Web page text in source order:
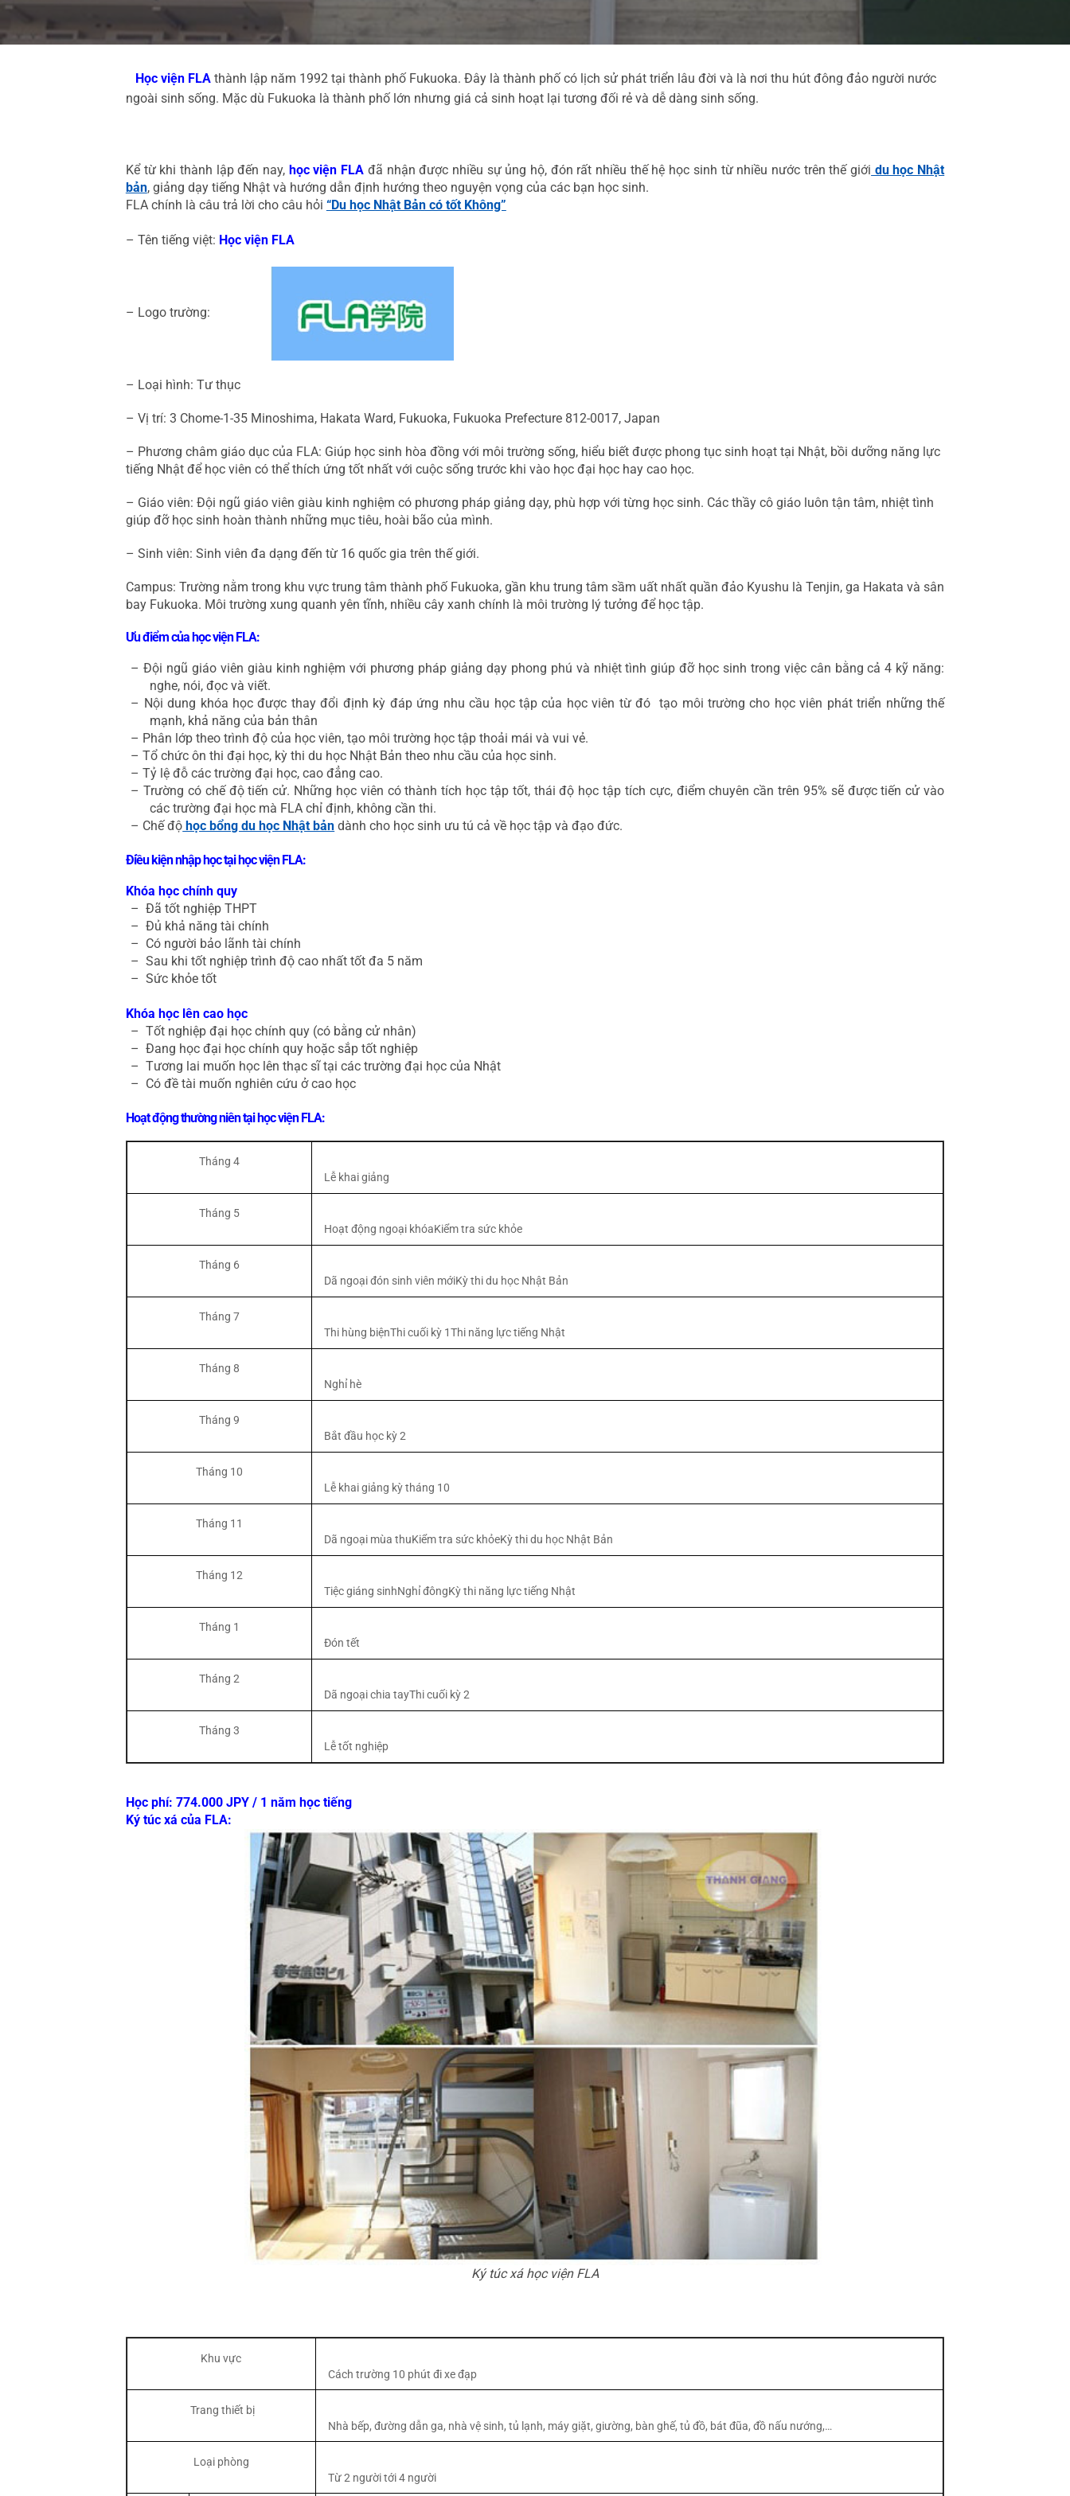
Học viện FLA thành lập năm 1992 tại thành phố Fukuoka. Đây là thành phố có lịch sử phát triển lâu đời và là nơi thu hút đông đảo người nước
ngoài sinh sống. Mặc dù Fukuoka là thành phố lớn nhưng giá cả sinh hoạt lại tương đối rẻ và dễ dàng sinh sống.
Kể từ khi thành lập đến nay, học viện FLA đã nhận được nhiều sự ủng hộ, đón rất nhiều thế hệ học sinh từ nhiều nước trên thế giới du học Nhật
bản, giảng dạy tiếng Nhật và hướng dẫn định hướng theo nguyện vọng của các bạn học sinh.
FLA chính là câu trả lời cho câu hỏi “Du học Nhật Bản có tốt Không”
– Tên tiếng việt: Học viện FLA
– Logo trường:
– Loại hình: Tư thục
– Vị trí: 3 Chome-1-35 Minoshima, Hakata Ward, Fukuoka, Fukuoka Prefecture 812-0017, Japan
– Phương châm giáo dục của FLA: Giúp học sinh hòa đồng với môi trường sống, hiểu biết được phong tục sinh hoạt tại Nhật, bồi dưỡng năng lực
tiếng Nhật để học viên có thể thích ứng tốt nhất với cuộc sống trước khi vào học đại học hay cao học.
– Giáo viên: Đội ngũ giáo viên giàu kinh nghiệm có phương pháp giảng dạy, phù hợp với từng học sinh. Các thầy cô giáo luôn tận tâm, nhiệt tình
giúp đỡ học sinh hoàn thành những mục tiêu, hoài bão của mình.
– Sinh viên: Sinh viên đa dạng đến từ 16 quốc gia trên thế giới.
Campus: Trường nằm trong khu vực trung tâm thành phố Fukuoka, gần khu trung tâm sầm uất nhất quần đảo Kyushu là Tenjin, ga Hakata và sân
bay Fukuoka. Môi trường xung quanh yên tĩnh, nhiều cây xanh chính là môi trường lý tưởng để học tập.
Ưu điểm của học viện FLA:
– Đội ngũ giáo viên giàu kinh nghiệm với phương pháp giảng dạy phong phú và nhiệt tình giúp đỡ học sinh trong việc cân bằng cả 4 kỹ năng:
nghe, nói, đọc và viết.
– Nội dung khóa học được thay đổi định kỳ đáp ứng nhu cầu học tập của học viên từ đó tạo môi trường cho học viên phát triển những thế
mạnh, khả năng của bản thân
– Phân lớp theo trình độ của học viên, tạo môi trường học tập thoải mái và vui vẻ.
– Tổ chức ôn thi đại học, kỳ thi du học Nhật Bản theo nhu cầu của học sinh.
– Tỷ lệ đỗ các trường đại học, cao đẳng cao.
– Trường có chế độ tiến cử. Những học viên có thành tích học tập tốt, thái độ học tập tích cực, điểm chuyên cần trên 95% sẽ được tiến cử vào
các trường đại học mà FLA chỉ định, không cần thi.
– Chế độ học bổng du học Nhật bản dành cho học sinh ưu tú cả về học tập và đạo đức.
Điều kiện nhập học tại học viện FLA:
Khóa học chính quy
– Đã tốt nghiệp THPT
–Đủ khả năng tài chính
– Có người bảo lãnh tài chính
–Sau khi tốt nghiệp trình độ cao nhất tốt đa 5 năm
–Sức khỏe tốt
Khóa học lên cao học
–Tốt nghiệp đại học chính quy (có bằng cử nhân)
–Đang học đại học chính quy hoặc sắp tốt nghiệp
–Tương lai muốn học lên thạc sĩ tại các trường đại học của Nhật
– Có đề tài muốn nghiên cứu ở cao học
Hoạt động thường niên tại học viện FLA:
Tháng 4
Lễ khai giảng
Tháng 5
Hoạt động ngoại khóaKiểm tra sức khỏe
Tháng 6
Dã ngoại đón sinh viên mớiKỳ thi du học Nhật Bản
Tháng 7
Thi hùng biệnThi cuối kỳ 1Thi năng lực tiếng Nhật
Tháng 8
Nghỉ hè
Tháng 9
Bắt đầu học kỳ 2
Tháng 10
Lễ khai giảng kỳ tháng 10
Tháng 11
Dã ngoại mùa thuKiểm tra sức khỏeKỳ thi du học Nhật Bản
Tháng 12
Tiệc giáng sinhNghỉ đôngKỳ thi năng lực tiếng Nhật
Tháng 1
Đón tết
Tháng 2
Dã ngoại chia tayThi cuối kỳ 2
Tháng 3
Lễ tốt nghiệp
Học phí: 774.000 JPY / 1 năm học tiếng
Ký túc xá của FLA:
Ký túc xá học viện FLA
Khu vực
Cách trường 10 phút đi xe đạp
Trang thiết bị
Nhà bếp, đường dẫn ga, nhà vệ sinh, tủ lạnh, máy giặt, giường, bàn ghế, tủ đồ, bát đũa, đồ nấu nướng,…
Loại phòng
Từ 2 người tới 4 người